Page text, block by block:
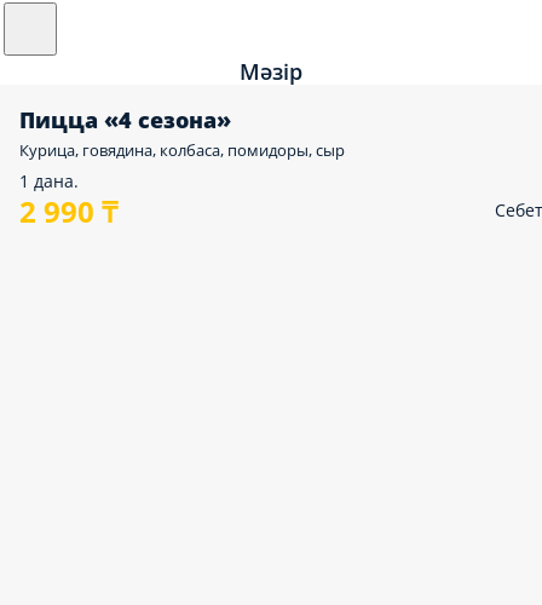
Мәзір
Пицца «4 сезона»
Курица, говядина, колбаса, помидоры, сыр
1 дана.
2 990 ₸